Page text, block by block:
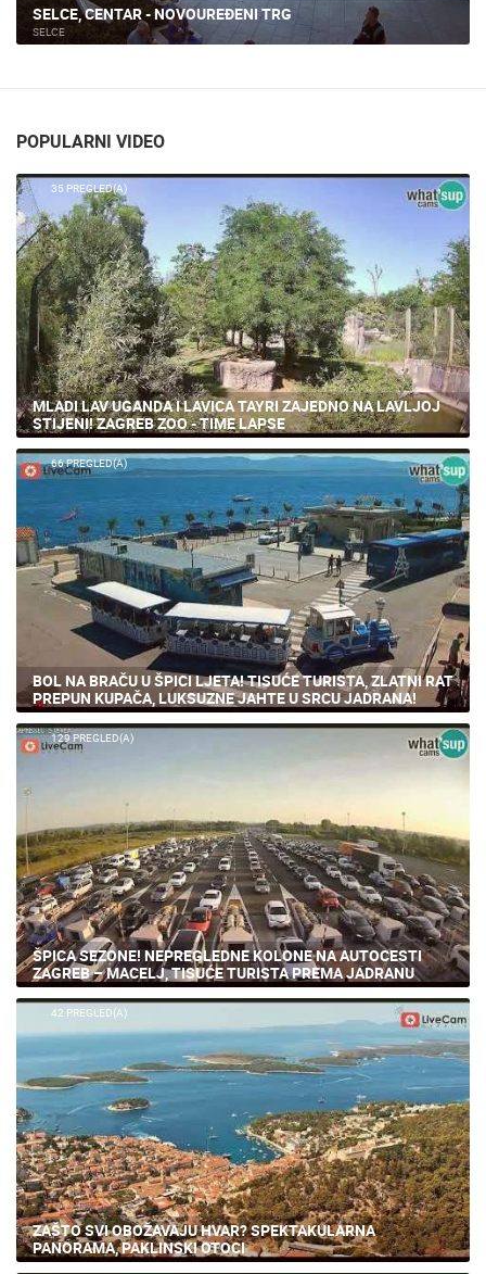
CRIKVENICA, CENTAR I RIVA
35 PREGLED(A)
MLADI LAV UGANDA I LAVICA TAYRI ZAJEDNO NA LAVLJOJ
STIJENI! ZAGREB ZOO - TIME LAPSE
66 PREGLED(A)
BOL NA BRAČU U ŠPICI LJETA! TISUĆE TURISTA, ZLATNI RAT
PREPUN KUPAČA, LUKSUZNE JAHTE U SRCU JADRANA!
ŠPICA SEZONE! NEPREGLEDNE KOLONE NA AUTOCESTI
ZAGREB – MACELJ, TISUĆE TURISTA PREMA JADRANU
42 PREGLED(A)
ZAŠTO SVI OBOŽAVAJU HVAR? SPEKTAKULARNA
PANORAMA, PAKLINSKI OTOCI